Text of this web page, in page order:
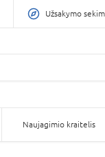
Užsakymo
Naujagimio kraitelis